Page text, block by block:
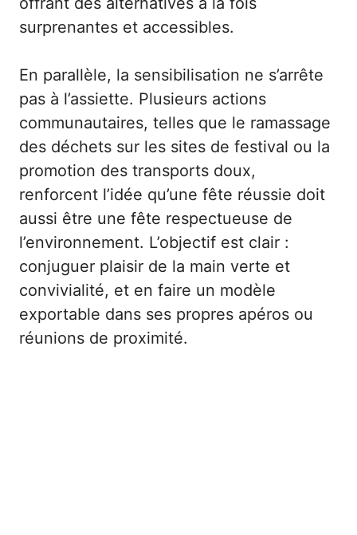
surprenantes et accessibles.
En parallèle, la sensibilisation ne s’arrête
pas à l’assiette. Plusieurs actions
communautaires, telles que le ramassage
des déchets sur les sites de festival ou la
promotion des transports doux,
renforcent l’idée qu’une fête réussie doit
aussi être une fête respectueuse de
l’environnement. L’objectif est clair :
conjuguer plaisir de la main verte et
convivialité, et en faire un modèle
exportable dans ses propres apéros ou
réunions de proximité.